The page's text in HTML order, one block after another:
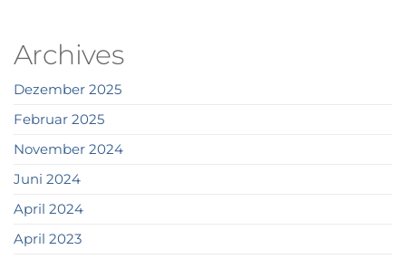
Archives
Dezember 2025
Februar 2025
November 2024
Juni 2024
April 2024
April 2023